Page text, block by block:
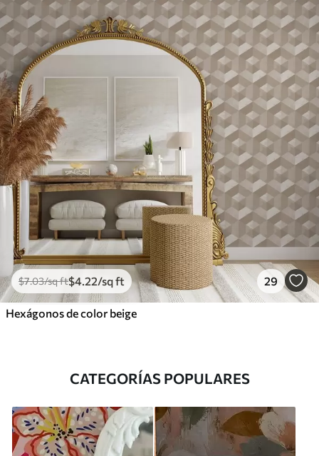
$7.03/sq ft$4.22/sq ft 29
Hexágonos de color beige
CATEGORÍAS POPULARES